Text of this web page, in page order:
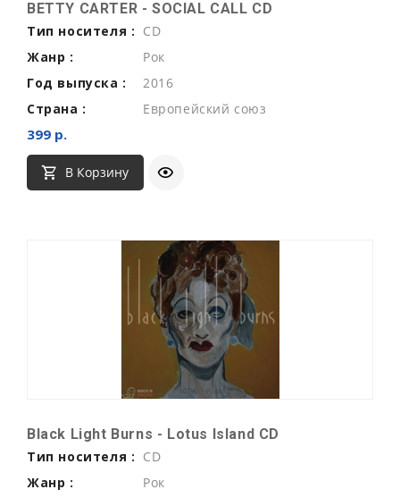
BETTY CARTER - SOCIAL CALL CD
Тип носителя : CD
Жанр :
Рок
Год выпуска :
2016
Страна :
Европейский союз
399 р.
В Корзину
Black Light Burns - Lotus Island CD
Тип носителя : CD
Жанр :
Рок